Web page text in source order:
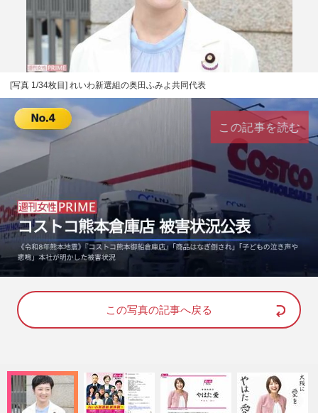
[写真 1/34枚目] れいわ新選組の奥田ふみよ共同代表
n
u
o
d
:
この記事を読む
この写真の記事へ戻る